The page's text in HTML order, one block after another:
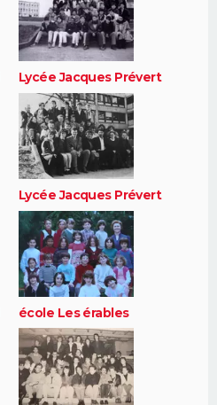
Lycée Jacques Prévert
Lycée Jacques Prévert
école Les érables